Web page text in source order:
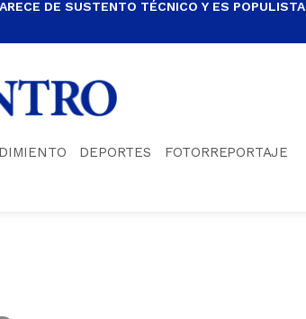
DE SUSTENTO TÉCNICO Y ES POPULISTA
DEPORTES FOTORREPORTAJE